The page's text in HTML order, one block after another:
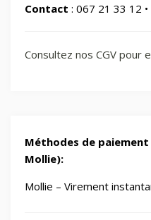
Contact : 067 21 33 12 •
Consultez nos CGV pour
Méthodes de
Mollie):
Mollie – Virement